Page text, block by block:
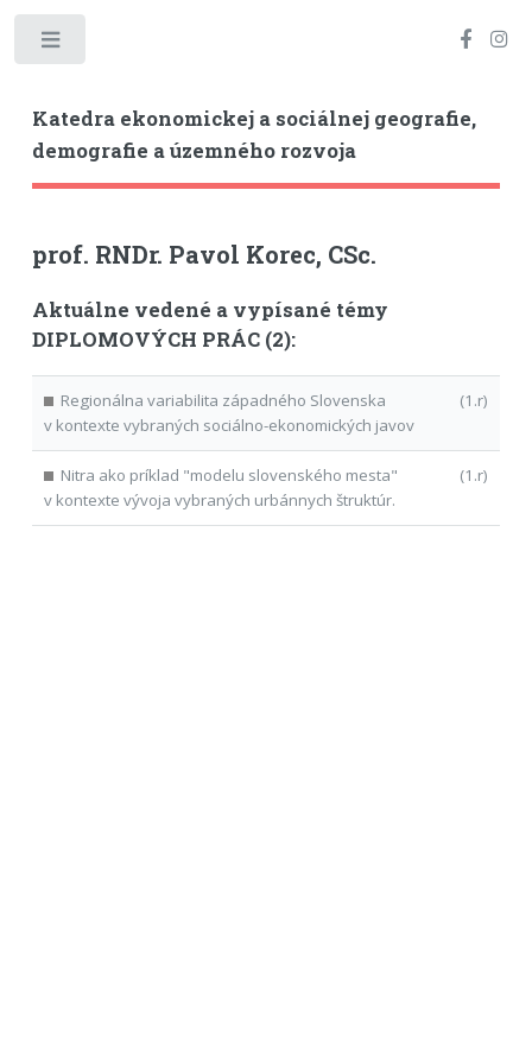
Katedra ekonomickej a sociálnej geografie,
demografie a územného rozvoja
prof. RNDr. Pavol Korec, CSc.
Aktuálne vedené a vypísané témy
DIPLOMOVÝCH PRÁC (2):
Regionálna variabilita západného Slovenska
v kontexte vybraných sociálno-ekonomických javov
(1.r)
Nitra ako príklad "modelu slovenského mesta"
v kontexte vývoja vybraných urbánnych štruktúr.
(1.r)